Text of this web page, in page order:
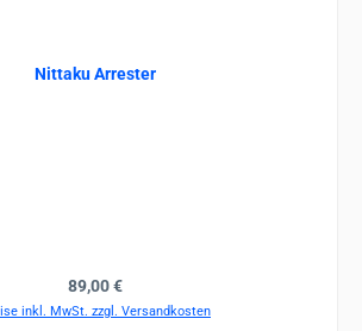
Nittaku Arrester
Regulärer Preis:
89,00 €
inkl. MwSt. zzgl. Versandkosten